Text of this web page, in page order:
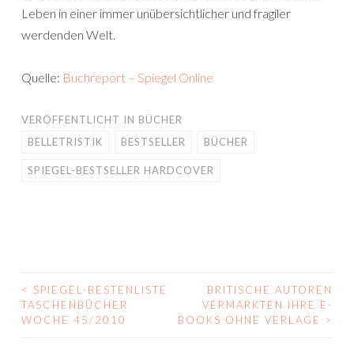
Leben in einer immer unübersichtlicher und fragiler
werdenden Welt.
Quelle: Buchreport – Spiegel Online
VERÖFFENTLICHT IN BÜCHER
BELLETRISTIK
BESTSELLER BÜCHER
SPIEGEL-BESTSELLER HARDCOVER
BEITRAGS-
NAVIGATION
<
SPIEGEL-BESTENLISTE
TASCHENBÜCHER
WOCHE 45/2010
BRITISCHE AUTOREN
VERMARKTEN IHRE E-
BOOKS OHNE VERLAGE
>